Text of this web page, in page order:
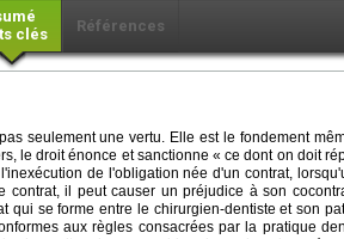
clés
Références
seulement une vertu. Elle est le fondement
le droit énonce et sanctionne « ce dont on doit
de l'obligation née d'un contrat,
contrat, il peut causer un préjudice à son
qui se forme entre le chirurgien-dentiste et son
aux règles consacrées par la pratique